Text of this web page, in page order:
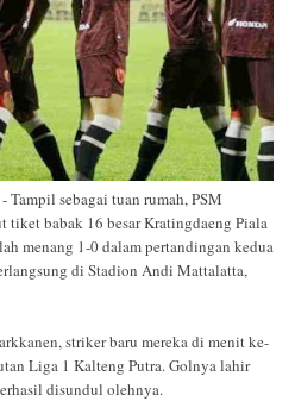
sebagai tuan rumah, PSM
tiket babak 16 besar Kratingdaeng Piala
menang 1-0 dalam pertandingan kedua
di Stadion Andi Mattalatta,
striker baru mereka di menit ke-
Liga 1 Kalteng Putra. Golnya lahir
disundul olehnya.